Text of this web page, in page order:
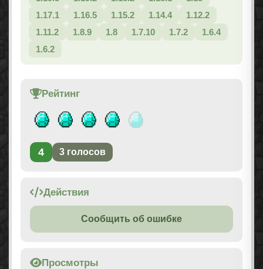
1.17.1
1.16.5 1.15.2 1.14.4
1.12.2
1.11.2
1.8.9 1.8 1.7.10 1.7.2
1.6.4
1.6.2
Рейтинг
4 3 голосов
Действия
Сообщить об ошибке
Просмотры